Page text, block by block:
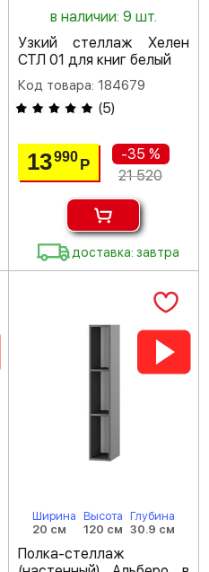
в наличии: 9 шт.
Узкий стеллаж Хелен
СТЛ 01 для книг белый
Код товара: 184679
(5)
13990 Р
-35 %
21 520
доставка: завтра
Ширина
20 см
Высота
120 см
Глубина
30.9 см
Полка-стеллаж